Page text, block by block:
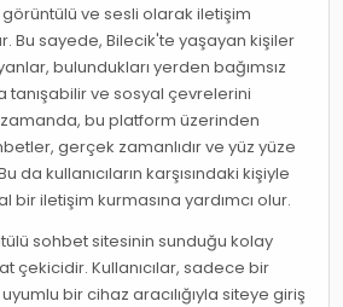
ve sesli olarak iletişim
Bu sayede, Bilecik'te yaşayan kişiler
bulundukları yerden bağımsız
tanışabilir ve sosyal çevrelerini
bu platform üzerinden
gerçek zamanlıdır ve yüz yüze
da kullanıcıların karşısındaki kişiyle
iletişim kurmasına yardımcı olur.
sohbet sitesinin sunduğu kolay
çekicidir. Kullanıcılar, sadece bir
bir cihaz aracılığıyla siteye giriş